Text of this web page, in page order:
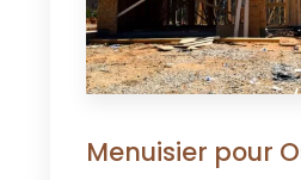
Menuisier pour